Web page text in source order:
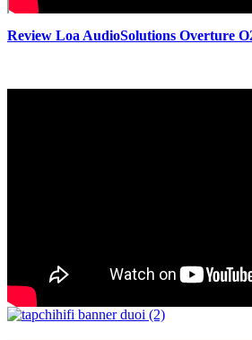
Review Loa AudioSolutions Overture